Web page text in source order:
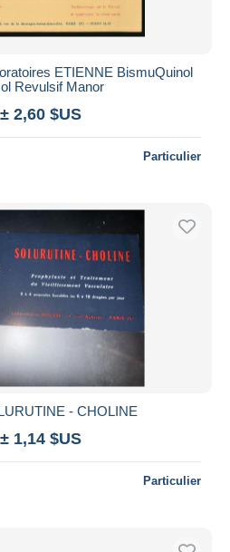
ETIENNE BismuQuinol
Revulsif Manor
± 2,60 $US
Particulier
- CHOLINE
± 1,14 $US
Particulier